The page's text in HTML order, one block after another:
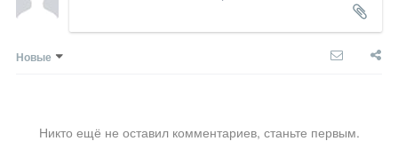
Новые
Никто ещё не оставил комментариев, станьте первым.